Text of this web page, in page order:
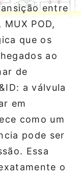
entre
POD,
que os
ao
de
a válvula
em
como um
pode ser
Essa
o